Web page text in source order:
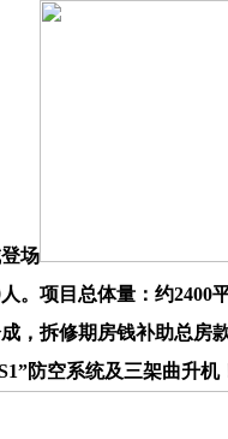
场
。项目总体量：约
，拆修期房钱补助总
防空系统及三架曲升